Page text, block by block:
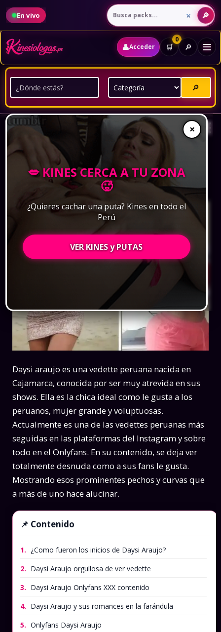
En vivo
👤Acceder 🛒
0
🔎
🔎
DAYSI ARAUJO XXX: VEDETTE
PERUANA EN ONLYFANS
Por:Kamilla Tapia Cruz·Publicado: 23 de octubre de 2024
3 min de lectura
Daysi araujo es una vedette peruana nacida en
Cajamarca, conocida por ser muy atrevida en sus
shows. Ella es la chica ideal como le gusta a los
peruanos, mujer grande y voluptuosas.
Actualmente es una de las vedettes peruanas más
seguidas en las plataformas del Instagram y sobre
todo en el Onlyfans. En su contenido, se deja ver
totalmente desnuda como a sus fans le gusta.
Mostrando esos prominentes pechos y curvas que
a más de uno hace alucinar.
Contenido
1. ¿Como fueron los inicios de Daysi Araujo?
2. Daysi Araujo orgullosa de ver vedette
3. Daysi Araujo Onlyfans XXX contenido
4. Daysi Araujo y sus romances en la farándula
5. Onlyfans Daysi Araujo
×
💋 KINES CERCA A TU ZONA
🥵
¿Quieres cachar una puta? Kines en todo el
Perú
VER KINES y PUTAS